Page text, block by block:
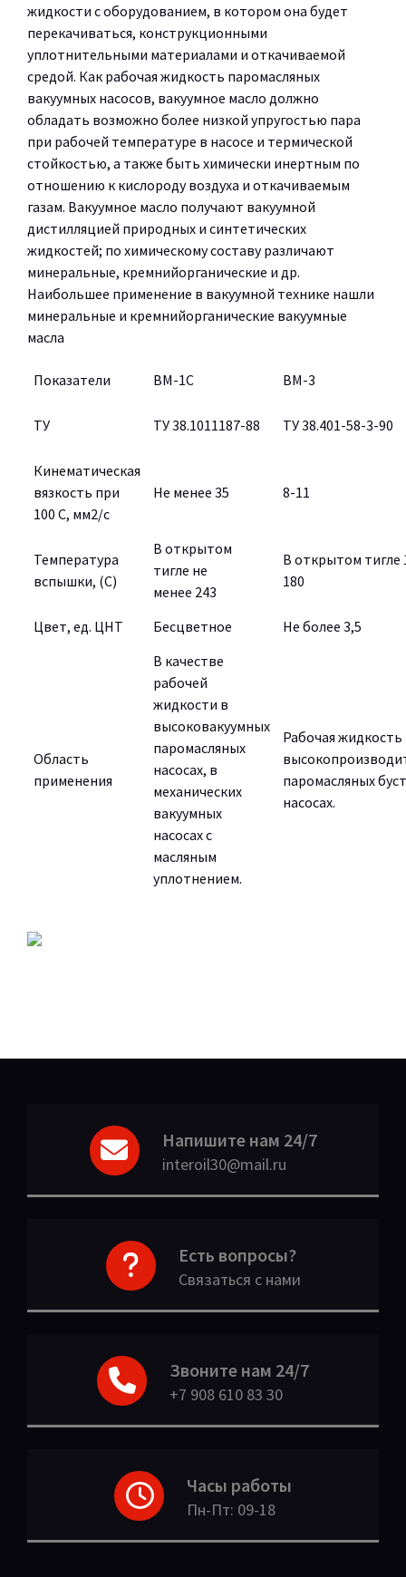
жидкости с оборудованием, в котором она будет
перекачиваться, конструкционными
уплотнительными материалами и откачиваемой
средой. Как рабочая жидкость паромасляных
вакуумных насосов, вакуумное масло должно
обладать возможно более низкой упругостью пара
при рабочей температуре в насосе и термической
стойкостью, а также быть химически инертным по
отношению к кислороду воздуха и откачиваемым
газам. Вакуумное масло получают вакуумной
дистилляцией природных и синтетических
жидкостей; по химическому составу различают
минеральные, кремнийорганические и др.
Наибольшее применение в вакуумной технике нашли
минеральные и кремнийорганические вакуумные
масла
Показатели ВМ-1С ВМ-3
ТУ ТУ 38.1011187-88 ТУ 38.401-58-3-90
Кинематическая
вязкость при
100 С, мм2/с
Не менее 35 8-11
Температура
вспышки, (С)
В открытом
тигле не
менее 243
В открытом тигле
180
Цвет, ед. ЦНТ Бесцветное Не более 3,5
Область
применения
В качестве
рабочей
жидкости в
высоковакуумных
паромасляных
насосах, в
механических
вакуумных
насосах с
масляным
уплотнением.
Рабочая жидкость
паромасляных
насосах.
Напишите нам 24/7
interoil30@mail.ru
Есть вопросы?
Связаться с нами
Звоните нам 24/7
+7 908 610 83 30
Часы работы
Пн-Пт: 09-18